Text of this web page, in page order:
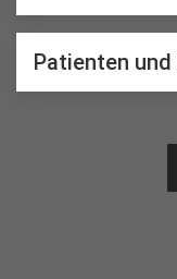
Patienten und